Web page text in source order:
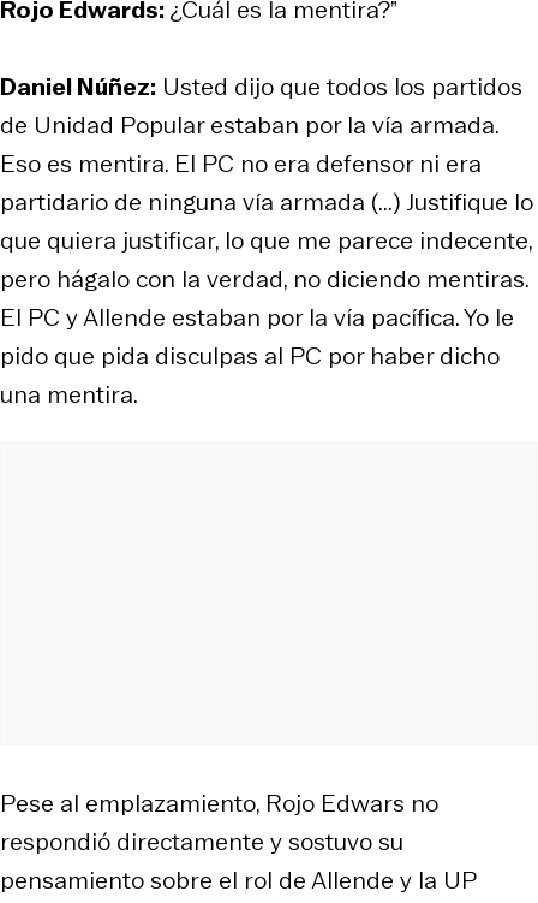
Rojo Edwards:¿Cuál es la mentira?”
Daniel Núñez: Usted dijo que todos los partidos
de Unidad Popular estaban por la vía armada.
Eso es mentira. El PC no era defensor ni era
partidario de ninguna vía armada (...) Justifique lo
que quiera justificar, lo que me parece indecente,
pero hágalo con la verdad, no diciendo mentiras.
El PC y Allende estaban por la vía pacífica. Yo le
pido que pida disculpas al PC por haber dicho
una mentira.
Pese al emplazamiento, Rojo Edwars no
respondió directamente y sostuvo su
pensamiento sobre el rol de Allende y la UP